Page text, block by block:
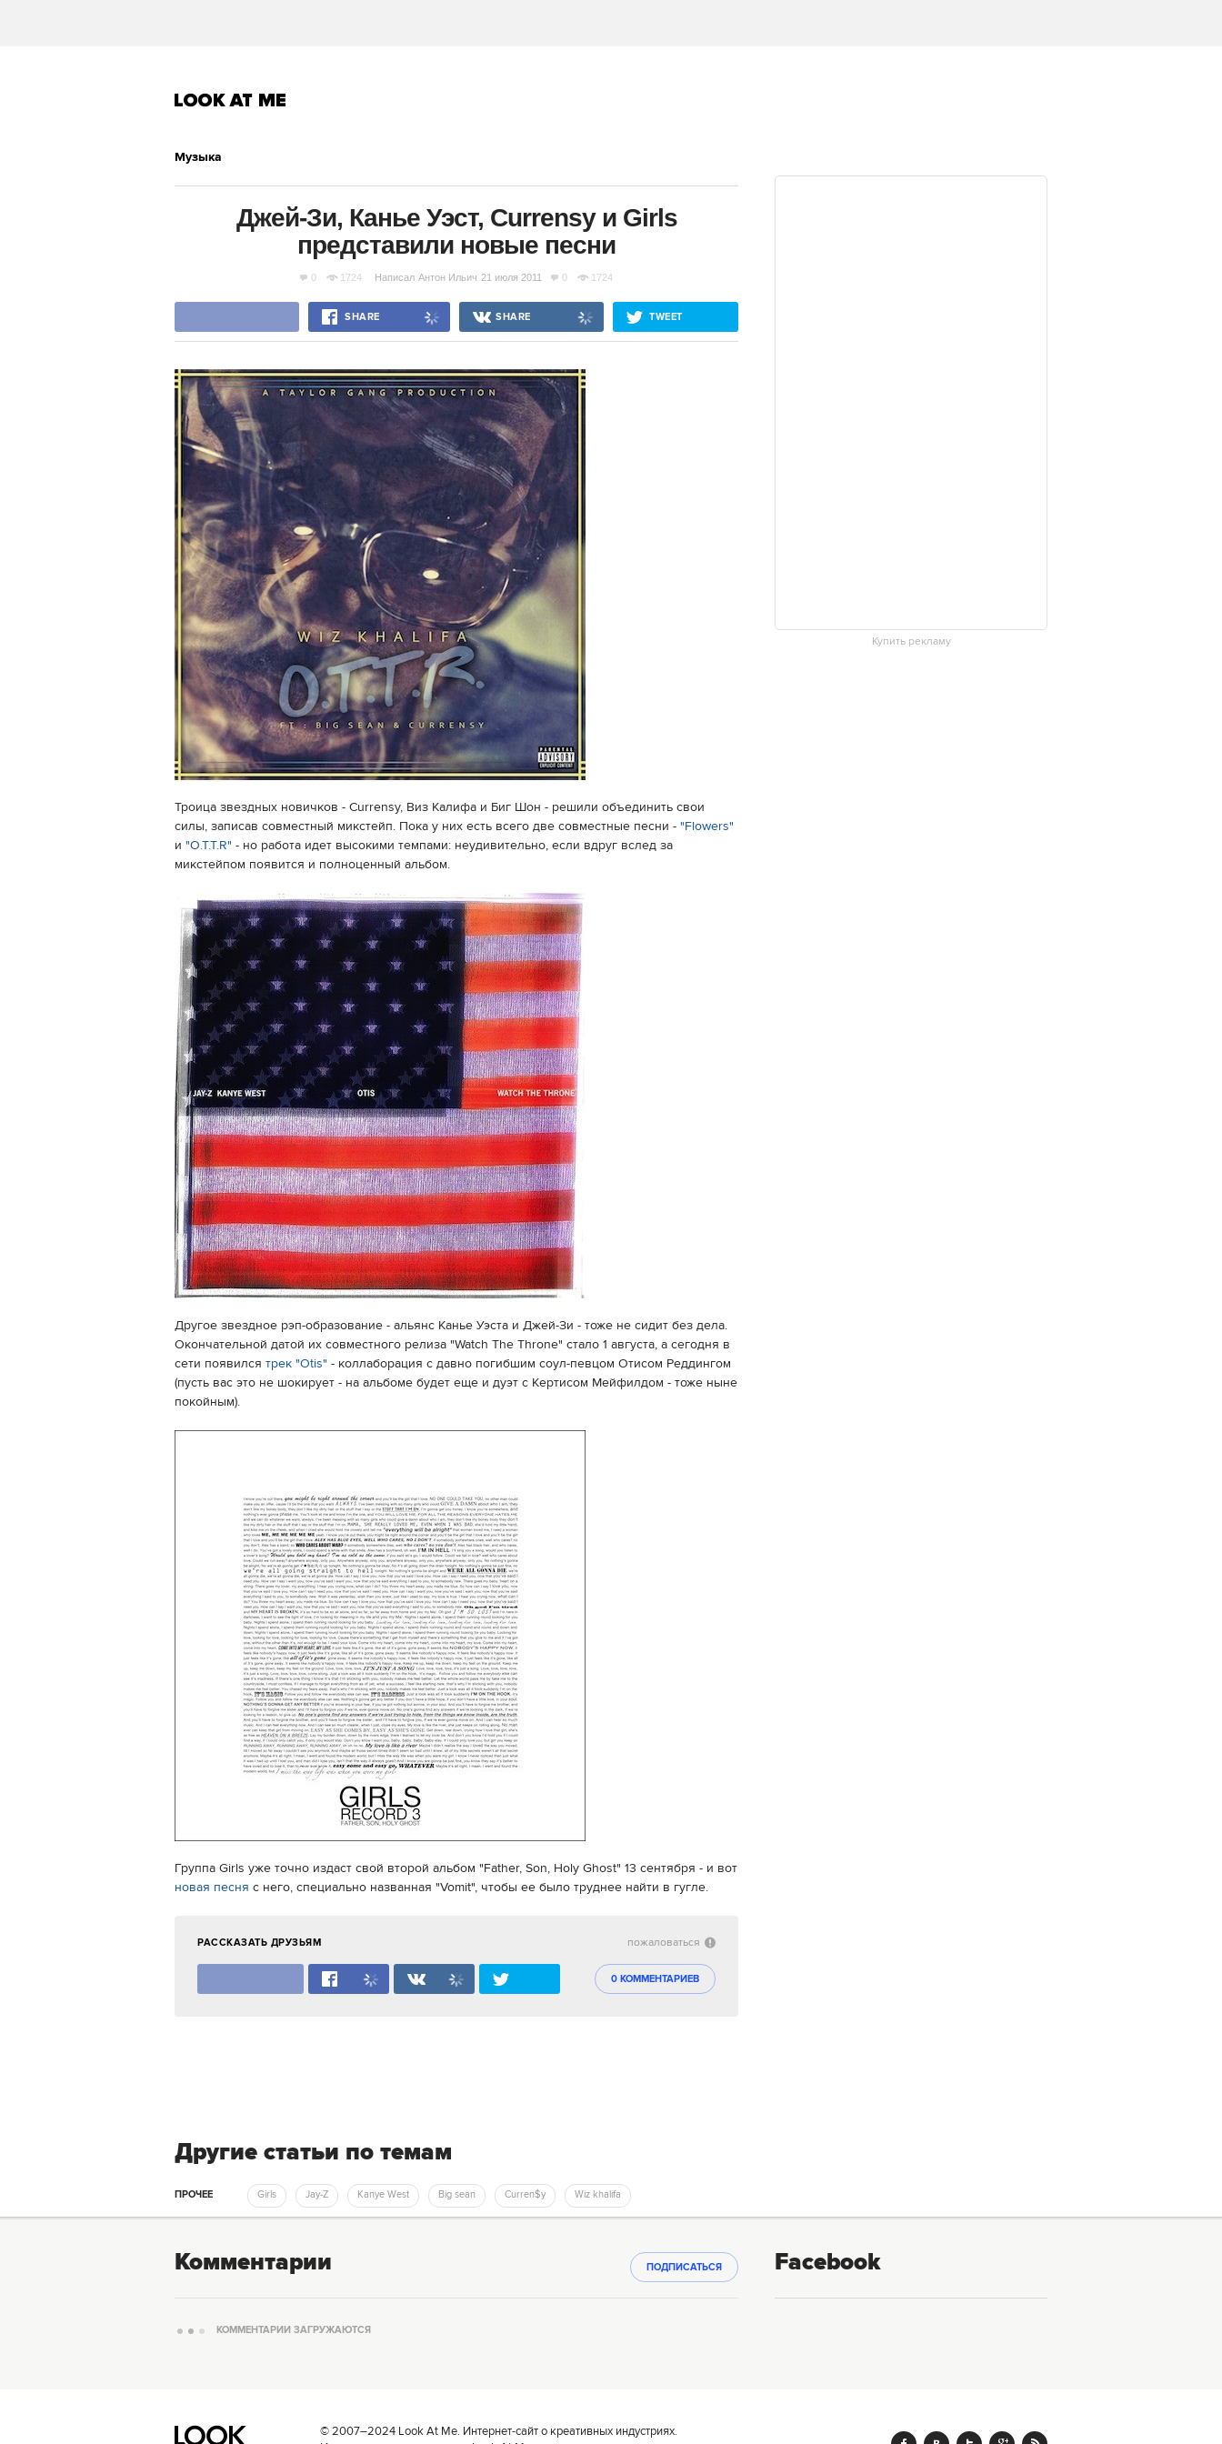
Музыка
Джей-Зи, Канье Уэст, Currensy и Girls
представили новые песни
0 1724 Написал Антон Ильич 21 июля 2011 0 1724
SHARE SHARE TWEET
Троица звездных новичков - Currensy, Виз Калифа и Биг Шон - решили объединить свои
силы, записав совместный микстейп. Пока у них есть всего две совместные песни - "Flowers"
и "O.T.T.R" - но работа идет высокими темпами: неудивительно, если вдруг вслед за
микстейпом появится и полноценный альбом.
Другое звездное рэп-образование - альянс Канье Уэста и Джей-Зи - тоже не сидит без дела.
Окончательной датой их совместного релиза "Watch The Throne" стало 1 августа, а сегодня в
сети появился трек "Otis" - коллаборация с давно погибшим соул-певцом Отисом Реддингом
(пусть вас это не шокирует - на альбоме будет еще и дуэт с Кертисом Мейфилдом - тоже ныне
покойным).
Группа Girls уже точно издаст свой второй альбом "Father, Son, Holy Ghost" 13 сентября - и вот
новая песня с него, специально названная "Vomit", чтобы ее было труднее найти в гугле.
РАССКАЗАТЬ ДРУЗЬЯМ
0 КОММЕНТАРИЕВ
пожаловаться
Купить рекламу
Другие статьи по темам
ПРОЧЕЕ Girls Jay-Z Kanye West Big sean Curren$y wiz khalifa
Комментарии ПОДПИСАТЬСЯ
КОММЕНТАРИИ ЗАГРУЖАЮТСЯ
Facebook
© 2007–2024 Look At Me. Интернет-сайт о креативных индустриях.